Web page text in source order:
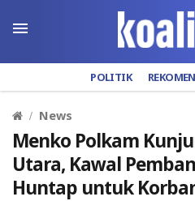
POLITIK
News
Menko Polkam
Utara, Kawal
Huntap untuk